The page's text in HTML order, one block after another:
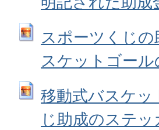
スポーツくじ
スケットゴー
移動式バスケ
じ助成のステ